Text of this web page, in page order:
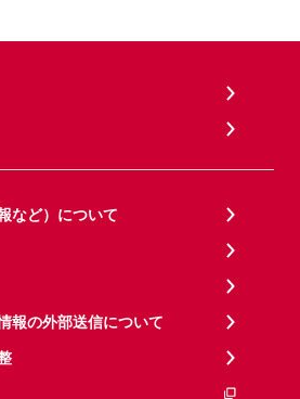
など）について
報の外部送信について